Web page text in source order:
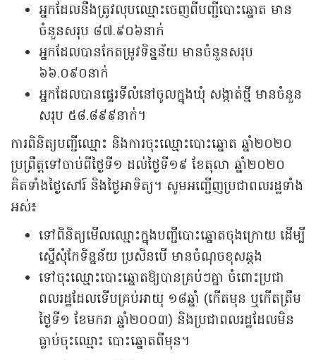
អ្នកដែលនឹងត្រូវលុបឈ្មោះចេញពីបញ្ជីបោះឆ្នោត មាន
ចំនួនសរុប ៨៧.៩០៦នាក់
អ្នកដែលបានកែតម្រូវទិន្នន័យ មានចំនួនសរុប
៦៦.០៩០នាក់
អ្នកដែលបានផ្ទេរទីលំនៅចូលក្នុងឃុំ សង្កាត់ថ្មី មានចំនួន
សរុប ៥៨.៨៩៩នាក់។
ការពិនិត្យបញ្ជីឈ្មោះ និងការចុះឈ្មោះបោះឆ្នោត ឆ្នាំ២០២០
ប្រព្រឹត្តទៅចាប់ពីថ្ងៃទី១ ដល់ថ្ងៃទី១៩ ខែតុលា ឆ្នាំ២០២០
គិតទាំងថ្ងៃសៅរ៍ និងថ្ងៃអាទិត្យ។ សូមអញ្ជើញប្រជាពលរដ្ឋទាំង
អស់៖
ទៅពិនិត្យមើលឈ្មោះក្នុងបញ្ជីបោះឆ្នោតចុងក្រោយ ដើម្បី
ស្នើសុំកែទិន្នន័យ ប្រសិនបើ មានចំណុចខុសឆ្គង
ទៅចុះឈ្មោះបោះឆ្នោតឱ្យបានគ្រប់ៗគ្នា ចំពោះប្រជា
ពលរដ្ឋដែលទើបគ្រប់អាយុ ១៨ឆ្នាំ (កើតមុន ឬកើតត្រឹម
ថ្ងៃទី១ ខែមករា ឆ្នាំ២០០៣) និងប្រជាពលរដ្ឋដែលមិន
ធ្លាប់ចុះឈ្មោះ បោះឆ្នោតពីមុន។